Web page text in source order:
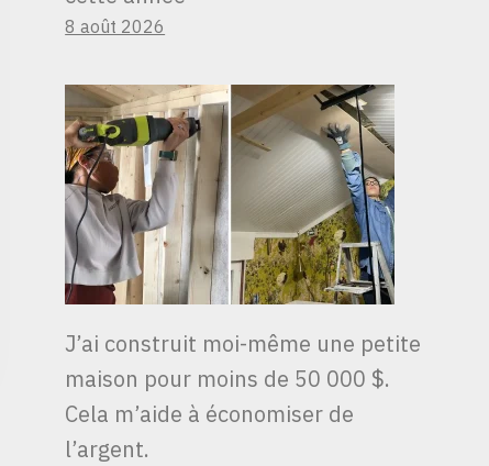
8 août 2026
J’ai construit moi-même une petite
maison pour moins de 50 000 $.
Cela m’aide à économiser de
l’argent.